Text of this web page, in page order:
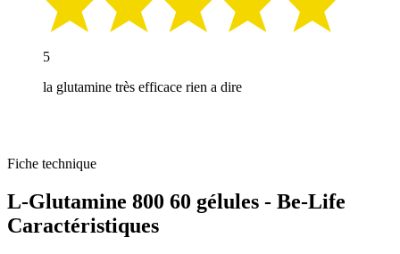
5
la glutamine très efficace rien a dire
Fiche technique
L-Glutamine 800 60 gélules - Be-Life
Caractéristiques